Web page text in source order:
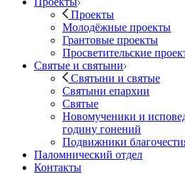
Проекты
Молодёжные проекты
Грантовые проекты
Просветительские
Святые и святыни
Святыни и святые
Святыни епархии
Святые
Новомученики и
годину гонений
Подвижники
Паломнический отдел
Контакты